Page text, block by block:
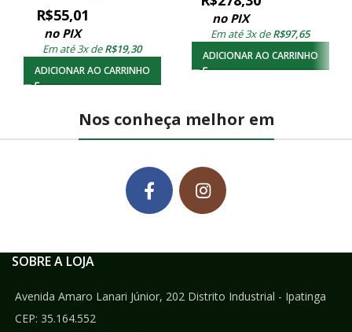
R$55,01
no PIX
Em até 3x deR$19,30
ADICIONAR AO CARRINHO
no PIX
Em até 3x deR$97,65
ADICIONAR AO CARRINHO
Nos conheça melhor em
SOBRE A LOJA
Avenida Amaro Lanari Júnior, 202 Distrito Industrial - Ipatinga
CEP: 35.164.552